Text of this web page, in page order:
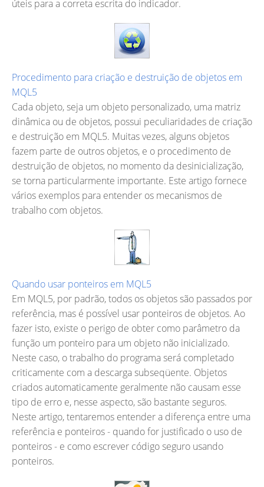
úteis para a correta escrita do indicador.
Procedimento para criação e destruição de objetos em
MQL5
Cada objeto, seja um objeto personalizado, uma matriz
dinâmica ou de objetos, possui peculiaridades de criação
e destruição em MQL5. Muitas vezes, alguns objetos
fazem parte de outros objetos, e o procedimento de
destruição de objetos, no momento da desinicialização,
se torna particularmente importante. Este artigo fornece
vários exemplos para entender os mecanismos de
trabalho com objetos.
Quando usar ponteiros em MQL5
Em MQL5, por padrão, todos os objetos são passados ​​por
referência, mas é possível usar ponteiros de objetos. Ao
fazer isto, existe o perigo de obter como parâmetro da
função um ponteiro para um objeto não inicializado.
Neste caso, o trabalho do programa será completado
criticamente com a descarga subseqüente. Objetos
criados automaticamente geralmente não causam esse
tipo de erro e, nesse aspecto, são bastante seguros.
Neste artigo, tentaremos entender a diferença entre uma
referência e ponteiros - quando for justificado o uso de
ponteiros - e como escrever código seguro usando
ponteiros.